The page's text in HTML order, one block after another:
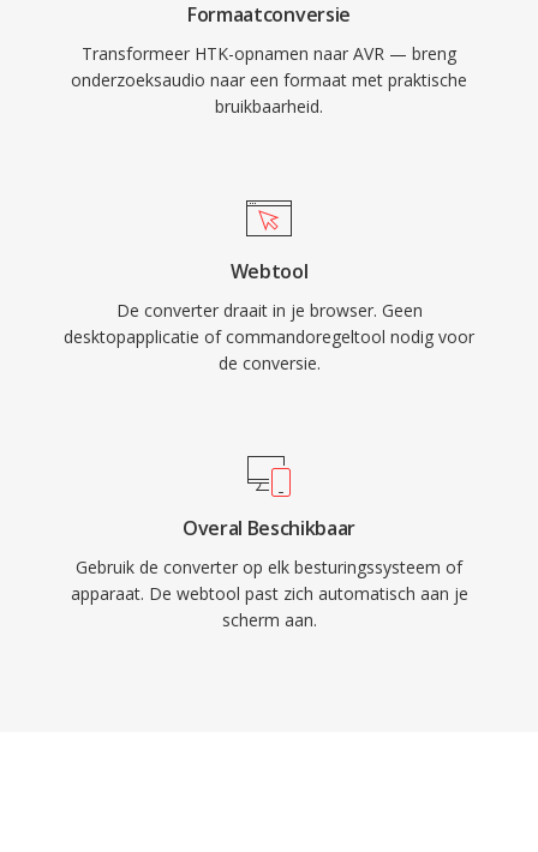
Formaatconversie
Transformeer HTK-opnamen naar AVR — breng
onderzoeksaudio naar een formaat met praktische
bruikbaarheid.
Webtool
De converter draait in je browser. Geen
desktopapplicatie of commandoregeltool nodig voor
de conversie.
Overal Beschikbaar
Gebruik de converter op elk besturingssysteem of
apparaat. De webtool past zich automatisch aan je
scherm aan.